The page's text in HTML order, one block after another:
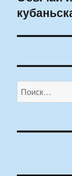
запись:
Искать: